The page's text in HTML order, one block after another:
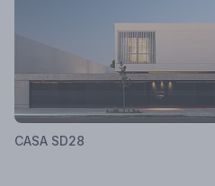
CASA SD28